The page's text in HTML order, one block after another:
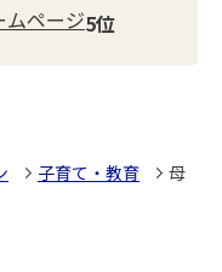
ムページ
子育て・教育
母